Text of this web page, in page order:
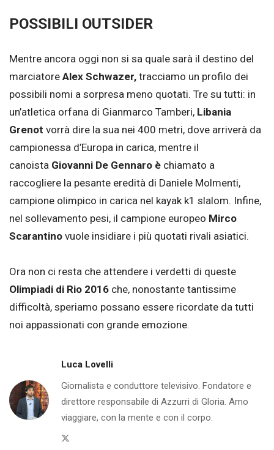
POSSIBILI OUTSIDER
Mentre ancora oggi non si sa quale sarà il destino del
marciatore Alex Schwazer, tracciamo un profilo dei
possibili nomi a sorpresa meno quotati. Tre su tutti: in
un’atletica orfana di Gianmarco Tamberi, Libania
Grenot vorrà dire la sua nei 400 metri, dove arriverà da
campionessa d’Europa in carica, mentre il
canoista Giovanni De Gennaro è chiamato a
raccogliere la pesante eredità di Daniele Molmenti,
campione olimpico in carica nel kayak k1 slalom. Infine,
nel sollevamento pesi, il campione europeo Mirco
Scarantino vuole insidiare i più quotati rivali asiatici.
Ora non ci resta che attendere i verdetti di queste
Olimpiadi di Rio 2016 che, nonostante tantissime
difficoltà, speriamo possano essere ricordate da tutti
noi appassionati con grande emozione.
Luca Lovelli
Giornalista e conduttore televisivo. Fondatore e
direttore responsabile di Azzurri di Gloria. Amo
viaggiare, con la mente e con il corpo.